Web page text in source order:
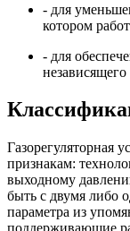
- для
котором
- для
независящего
Газорегуляторная
признакам:
выходному
быть с двумя либо
параметра из